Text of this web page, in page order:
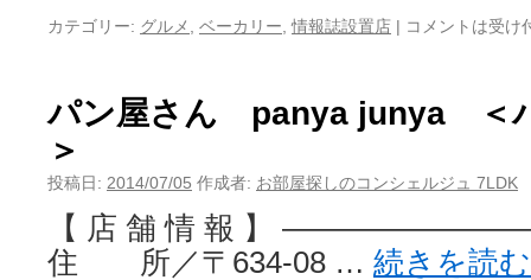
カテゴリー: グルメ ベーカリー ,情報誌設置店 | コメントは受け
パン屋さん panya junya ＜
＞
投稿日: 2014/07/05 作成者: お部屋探しのコンシェルジュ 7LDK
【 店 舗 情 報 】
住 所／〒634-08 … 続きを読